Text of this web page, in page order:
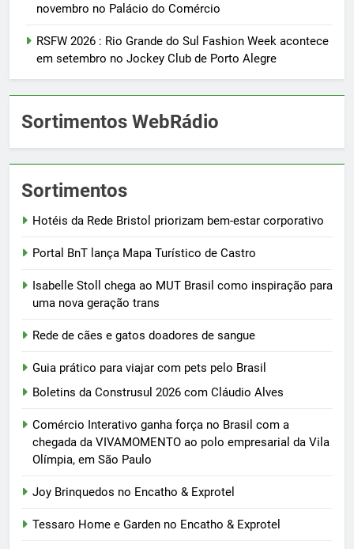
novembro no Palácio do Comércio
RSFW 2026 : Rio Grande do Sul Fashion Week acontece
em setembro no Jockey Club de Porto Alegre
Sortimentos WebRádio
Sortimentos
Hotéis da Rede Bristol priorizam bem-estar corporativo
Portal BnT lança Mapa Turístico de Castro
Isabelle Stoll chega ao MUT Brasil como inspiração para
uma nova geração trans
Rede de cães e gatos doadores de sangue
Guia prático para viajar com pets pelo Brasil
Boletins da Construsul 2026 com Cláudio Alves
Comércio Interativo ganha força no Brasil com a
chegada da VIVAMOMENTO ao polo empresarial da Vila
Olímpia, em São Paulo
Joy Brinquedos no Encatho & Exprotel
Tessaro Home e Garden no Encatho & Exprotel